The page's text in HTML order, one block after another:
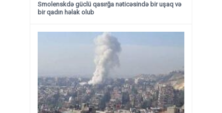
Smolenskdə güclü qasırğa nəticəsində bir uşaq və
bir qadın həlak olub